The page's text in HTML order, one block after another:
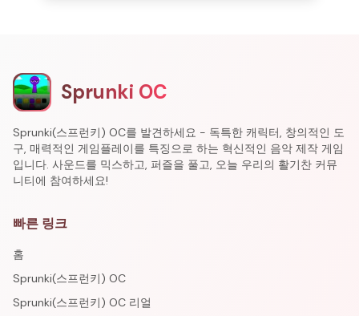
Sprunki OC
Sprunki(스프런키) OC를 발견하세요 - 독특한 캐릭터, 창의적인 도
구, 매력적인 게임플레이를 특징으로 하는 혁신적인 음악 제작 게임
입니다. 사운드를 믹스하고, 퍼즐을 풀고, 오늘 우리의 활기찬 커뮤
니티에 참여하세요!
빠른 링크
홈
Sprunki(스프런키) OC
Sprunki(스프런키) OC 리얼